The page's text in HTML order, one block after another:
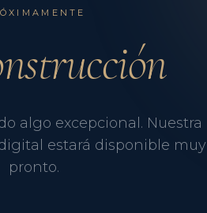
algo excepcional. Nuestra
estará disponible muy
pronto.